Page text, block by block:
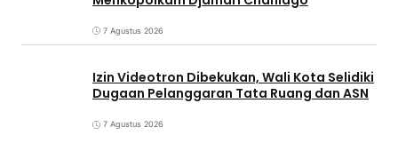
7 Agustus 2026
Izin Videotron Dibekukan, Wali Kota Selidiki
Dugaan Pelanggaran Tata Ruang dan ASN
7 Agustus 2026